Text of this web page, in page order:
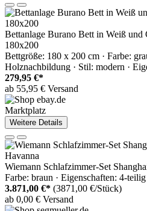
Bettanlage Burano Bett in Weiß und
180x200
Bettgröße: 180 x 200 cm · Farbe:
Holznachbildung · Stil: modern ·
279,95 €*
ab 55,95 € Versand
Marktplatz
Weitere Details
Wiemann Schlafzimmer-Set
Farbe: braun · Eigenschaften: 4-teilig
3.871,00 €* (3871,00 €/Stück)
ab 0,00 € Versand